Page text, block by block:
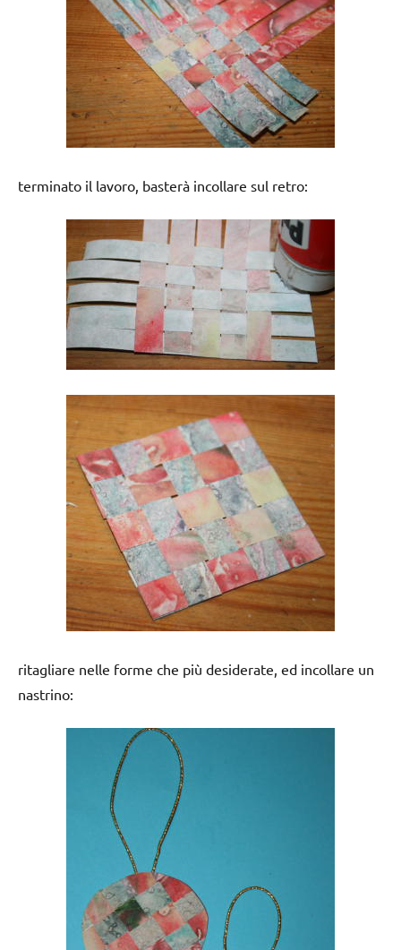
terminato il lavoro, basterà incollare sul retro:
ritagliare nelle forme che più desiderate, ed incollare un
nastrino: